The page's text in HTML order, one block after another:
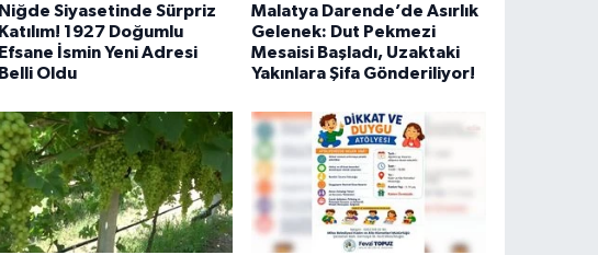
Niğde Siyasetinde Sürpriz
Katılım! 1927 Doğumlu
Efsane İsmin Yeni Adresi
Belli Oldu
Malatya Darende’de Asırlık
Gelenek: Dut Pekmezi
Mesaisi Başladı, Uzaktaki
Yakınlara Şifa Gönderiliyor!